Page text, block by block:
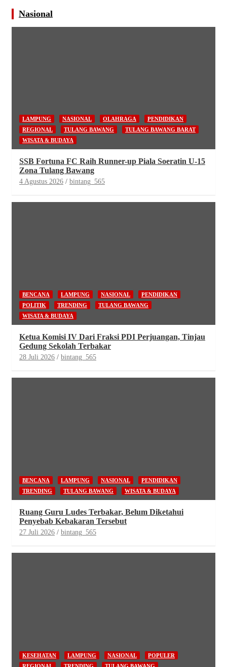
Nasional
LAMPUNG NASIONAL OLAHRAGA
PENDIDIKAN
REGIONAL
TULANG BAWANG
TULANG BAWANG BARAT
WISATA & BUDAYA
SSB Fortuna FC Raih Runner-up Piala Soeratin U-15
Zona Tulang Bawang
4 Agustus 2026 bintang_565
BENCANA LAMPUNG NASIONAL
PENDIDIKAN
POLITIK
TRENDING
TULANG BAWANG
WISATA & BUDAYA
Ketua Komisi IV Dari Fraksi PDI Perjuangan, Tinjau
Gedung Sekolah Terbakar
28 Juli 2026 bintang_565
BENCANA LAMPUNG NASIONAL
PENDIDIKAN
TRENDING
TULANG BAWANG WISATA & BUDAYA
Ruang Guru Ludes Terbakar, Belum Diketahui
Penyebab Kebakaran Tersebut
27 Juli 2026 bintang_565
KESEHATAN LAMPUNG NASIONAL
POPULER